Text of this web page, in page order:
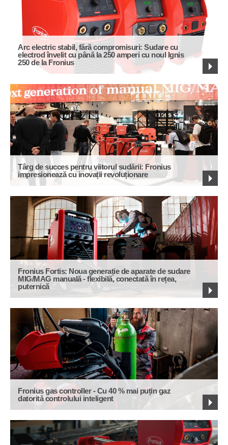
Arc electric stabil, fără compromisuri: Sudare cu
electrod învelit cu până la 250 amperi cu noul Ignis
250 de la Fronius
Târg de succes pentru viitorul sudării: Fronius
impresionează cu inovații revoluționare
Fronius Fortis: Noua generație de aparate de sudare
MIG/MAG manuală - flexibilă, conectată în rețea,
puternică
Fronius gas controller - Cu 40 % mai puțin gaz
datorită controlului inteligent